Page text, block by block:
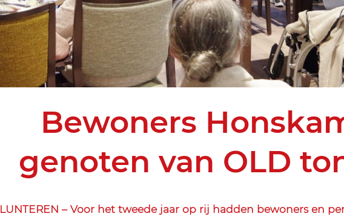
Bewoners
genoten van OLD
LUNTEREN – Voor het tweede jaar op rij hadden bewoners en